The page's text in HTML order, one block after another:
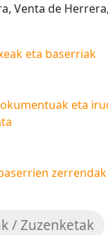
Venta de
eta baserriak
eta
zerrendak
/ Zuzenketak